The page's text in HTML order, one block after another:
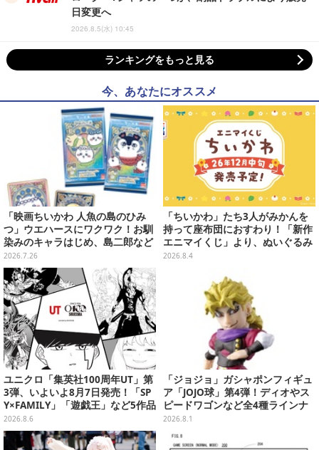
日変更へ
2026.8.5(水) 10:45
ランキングをもっと見る
今、あなたにオススメ
「映画ちいかわ 人魚の島のひみ
つ」ウエハースにワクワク！お馴
染みのキャラはじめ、島二郎など
セイレーン編カード全22種
2026.7.26
「ちいかわ」たち3人がみかんを
持って座布団におすわり！「新作
エニマイくじ」より、ぬいぐるみ
画像が初公開
2026.8.4
ユニクロ「集英社100周年UT」第
3弾、いよいよ8月7日発売！「SP
Y×FAMILY」「遊戯王」など5作品
をデザイン
2026.8.6
「ジョジョ」ガシャポンフィギュ
ア「JOJO球」第4弾！ディオやス
ピードワゴンなど全4種ラインナ
ップ
2026.8.1